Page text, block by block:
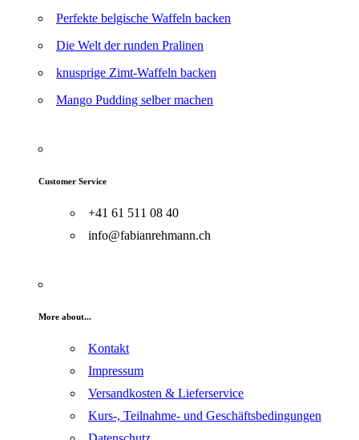
Perfekte belgische Waffeln backen
Die Welt der runden Pralinen
knusprige Zimt-Waffeln backen
Mango Pudding selber machen
Customer Service
+41 61 511 08 40
info@fabianrehmann.ch
More about...
Kontakt
Impressum
Versandkosten & Lieferservice
Kurs-, Teilnahme- und Geschäftsbedingungen